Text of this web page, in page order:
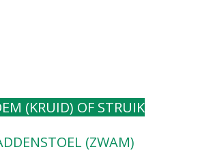
(KRUID) OF STRUIK
(ZWAM)